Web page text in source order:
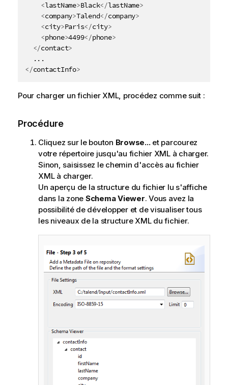
<lastName>Black</lastName>
<company>Talend</company>
<city>Paris</city>
<phone>4499</phone>
</contact>
</contactInfo>
Pour charger un fichier XML, procédez comme suit :
Procédure
Cliquez sur le bouton Browse...et parcourez
votre répertoire jusqu'au fichier XML à charger.
Sinon, saisissez le chemin d'accès au fichier
XML à charger.
Un aperçu de la structure du fichier lu s'affiche
dans la zone Schema Viewer. Vous avez la
possibilité de développer et de visualiser tous
les niveaux de la structure XML du fichier.